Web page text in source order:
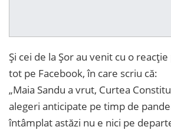
Și cei de la Șor au venit cu o
tot pe Facebook, în care scriu că:
„Maia Sandu a vrut, Curtea
alegeri anticipate pe timp de
întâmplat astăzi nu e nici pe